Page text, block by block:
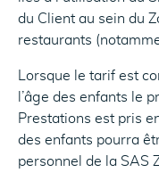
du Client au sein du
restaurants
Lorsque le tarif est
l’âge des enfants le
Prestations est pris
des enfants pourra
personnel de la SAS